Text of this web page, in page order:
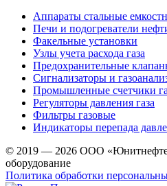
Аппараты стальные
Печи и подогреватели
Факельные установки
Узлы учета расхода газа
Предохранительные
Сигнализаторы и
Промышленные счетчики
Регуляторы давления газа
Фильтры газовые
Индикаторы перепада
© 2019 — 2026 ООО
оборудование
Политика обработки